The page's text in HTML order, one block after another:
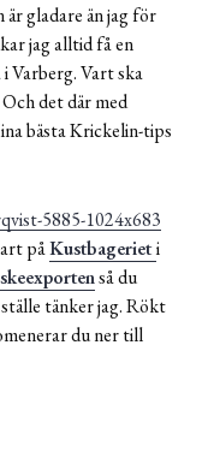
är gladare än jag för
jag alltid få en
i Varberg. Vart ska
Och det där med
bästa Krickelin-tips
påKustbagerieti
så du
tänker jag. Rökt
du ner till